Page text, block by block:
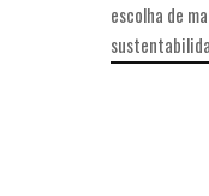
escolha de